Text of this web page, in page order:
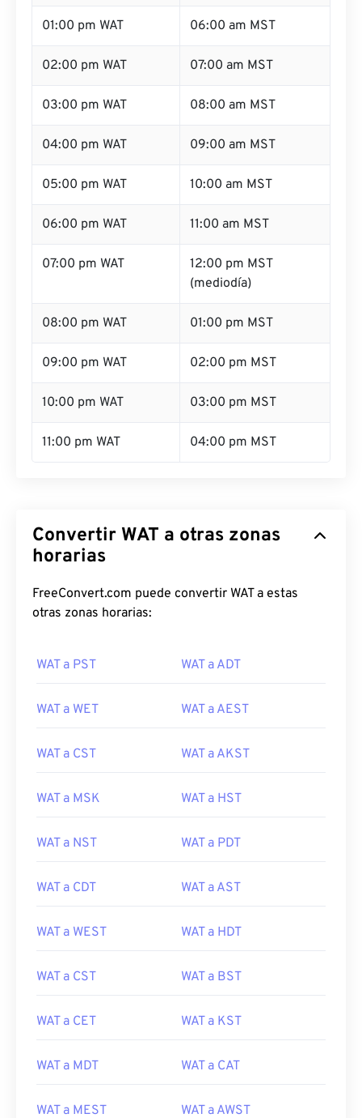
01:00 pm WAT 06:00 am MST
02:00 pm WAT 07:00 am MST
03:00 pm WAT 08:00 am MST
04:00 pm WAT 09:00 am MST
05:00 pm WAT 10:00 am MST
06:00 pm WAT 11:00 am MST
07:00 pm WAT
12:00 pm MST
(mediodía)
08:00 pm WAT 01:00 pm MST
09:00 pm WAT 02:00 pm MST
10:00 pm WAT 03:00 pm MST
11:00 pm WAT 04:00 pm MST
Convertir WAT a otras zonas
horarias
FreeConvert.com puede convertir WAT a estas
otras zonas horarias:
WAT a PST WAT a ADT
WAT a WET WAT a AEST
WAT a CST WAT a AKST
WAT a MSK WAT a HST
WAT a NST WAT a PDT
WAT a CDT WAT a AST
WAT a WEST WAT a HDT
WAT a CST WAT a BST
WAT a CET WAT a KST
WAT a MDT WAT a CAT
WAT a MEST WAT a AWST